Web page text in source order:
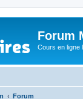
Forum
Cours en ligne
Forum